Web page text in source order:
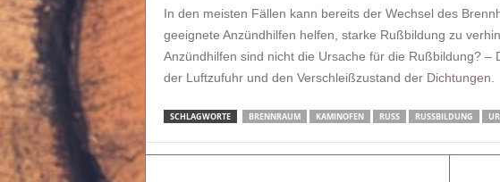
In den meisten Fällen kann bereits der Wechsel des
geeignete Anzündhilfen helfen, starke Rußbildung zu
Anzündhilfen sind nicht die Ursache für die Rußbildung? –
der Luftzufuhr und den Verschleißzustand der Dichtungen
SCHLAGWORTE BRENNRAUM KAMINOFEN RUSS RUSSBILDUNG